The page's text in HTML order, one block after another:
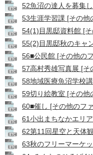
52魚沼の達人を募集
53生涯学習課 [その他
54(1)目黒邸資料館 [
55(2)目黒邸秋のキャ
56■公民館 [その他の
57高村秀雄写真展 [そ
58地域医療魚沼学校
59切り絵教室 [その他
60■催し [その他のフ
61小出まちなかエリ
62第11回星空と天体
63秋のフリーマーケ